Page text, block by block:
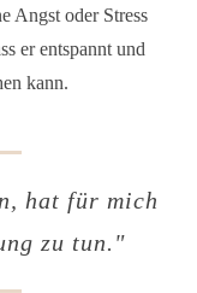
Angst oder Stress
er entspannt und
kann.
hat für mich
zu tun."